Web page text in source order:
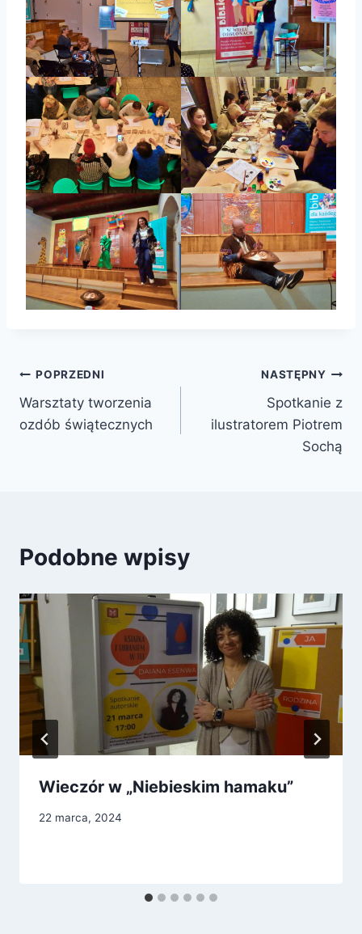
Nawigacja
wpisu
POPRZEDNI
Warsztaty tworzenia
ozdób świątecznych
NASTĘPNY
Spotkanie z
ilustratorem Piotrem
Sochą
Podobne wpisy
Wieczór w „Niebieskim hamaku”
22 marca, 2024